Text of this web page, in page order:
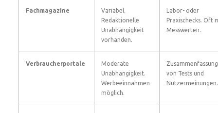
Fachmagazine
Variabel.
Redaktionelle
Unabhängigkeit
vorhanden.
Labor- oder
Praxischecks. Oft
Messwerten.
Verbraucherportale
Moderate
Unabhängigkeit.
Werbeeinnahmen
möglich.
Zusammenfassung
von Tests und
Nutzermeinungen.